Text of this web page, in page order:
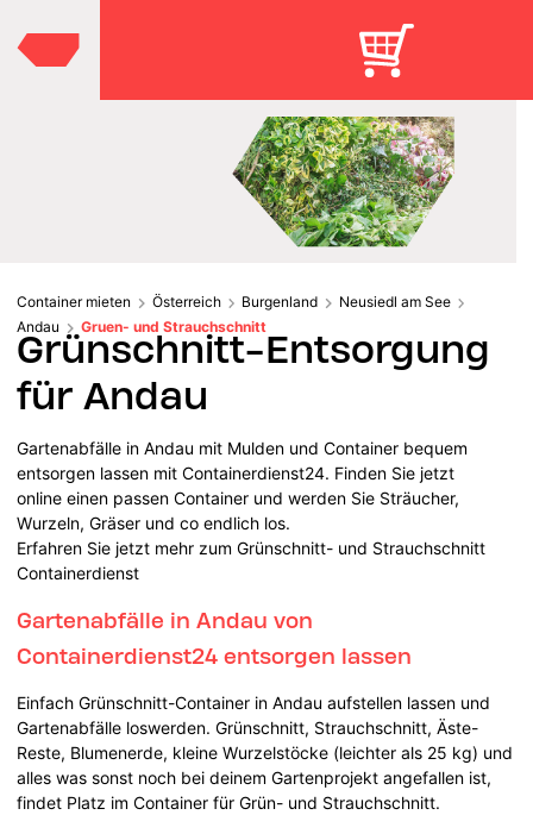
Container mieten Österreich Burgenland
Neusiedl am See
Andau
Gruen- und Strauchschnitt
Grünschnitt-Entsorgung
für Andau
Gartenabfälle in Andau mit Mulden und Container bequem
entsorgen lassen mit Containerdienst24. Finden Sie jetzt
online einen passen Container und werden Sie Sträucher,
Wurzeln, Gräser und co endlich los.
Erfahren Sie jetzt mehr zum Grünschnitt- und Strauchschnitt
Containerdienst
Gartenabfälle in Andau von
Containerdienst24 entsorgen lassen
Einfach Grünschnitt-Container in Andau aufstellen lassen und
Gartenabfälle loswerden. Grünschnitt, Strauchschnitt, Äste-
Reste, Blumenerde, kleine Wurzelstöcke (leichter als 25 kg) und
alles was sonst noch bei deinem Gartenprojekt angefallen ist,
findet Platz im Container für Grün- und Strauchschnitt.